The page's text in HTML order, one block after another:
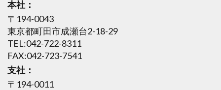
本社：
〒194-0043
東京都町田市成瀬台2-18-29
TEL:042-722-8311
FAX:042-723-7541
支社：
〒194-0011